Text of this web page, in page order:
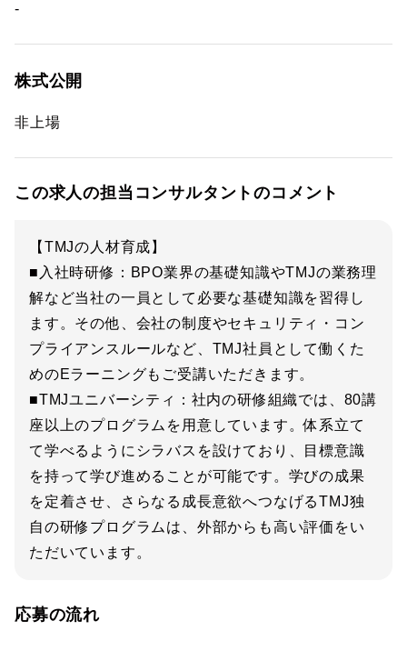
-
株式公開
非上場
この求人の担当コンサルタントのコメント
【TMJの人材育成】
■入社時研修：BPO業界の基礎知識やTMJの業務理
解など当社の一員として必要な基礎知識を習得し
ます。その他、会社の制度やセキュリティ・コン
プライアンスルールなど、TMJ社員として働くた
めのEラーニングもご受講いただきます。
■TMJユニバーシティ：社内の研修組織では、80講
座以上のプログラムを用意しています。体系立て
て学べるようにシラバスを設けており、目標意識
を持って学び進めることが可能です。学びの成果
を定着させ、さらなる成長意欲へつなげるTMJ独
自の研修プログラムは、外部からも高い評価をい
ただいています。
応募の流れ